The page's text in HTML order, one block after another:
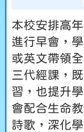
本校安排高
進行早會，
或英文帶領
三代經課，
習，也提升
會配合生命
詩歌，深化